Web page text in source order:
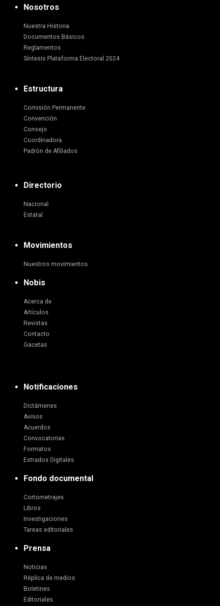
Nosotros
Nuestra Historia
Documentos Básicos
Reglamentos
Síntesis Plataforma Electoral 2024
Estructura
Comisión Permanente
Convención
Consejo
Coordinadora
Padrón de Afiliados
Directorio
Nacional
Estatal
Movimientos
Nuestros movimientos
Nobis
Acerca de
Artículos
Revistas
Contacto
Gacetas
Notificaciones
Dictámenes
Avisos
Acuerdos
Convocatorias
Formatos
Estrados Digitales
Fondo documental
Cortometrajes
Libros
Investigaciones
Tareas editoriales
Prensa
Noticias
Réplica de medios
Boletines
Editoriales